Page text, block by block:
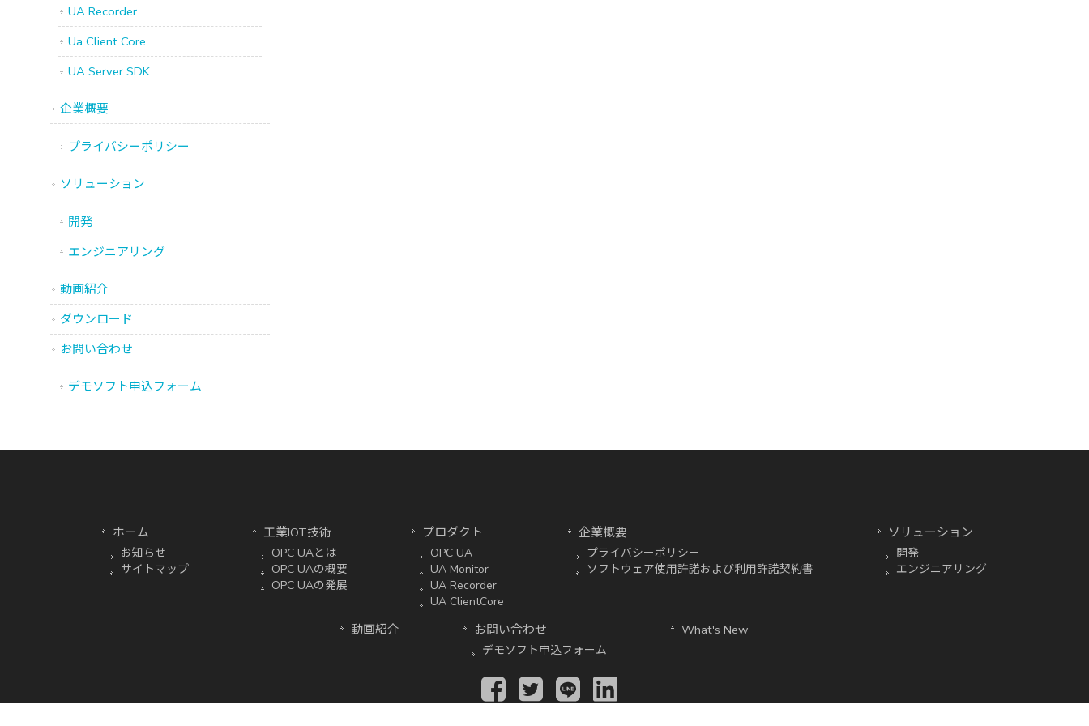
UA Recorder
Ua Client Core
UA Server SDK
企業概要
プライバシーポリシー
ソリューション
開発
エンジニアリング
動画紹介
ダウンロード
お問い合わせ
デモソフト申込フォーム
ホーム
お知らせ
サイトマップ
工業IOT技術
OPC UAとは
OPC UAの概要
OPC UAの発展
プロダクト
OPC UA
UA Monitor
UA Recorder
UA ClientCore
企業概要
プライバシーポリシー
ソフトウェア使用許諾および利用許諾契約書
ソリューション
開発
エンジニアリング
動画紹介 お問い合わせ
デモソフト申込フォーム
What's New